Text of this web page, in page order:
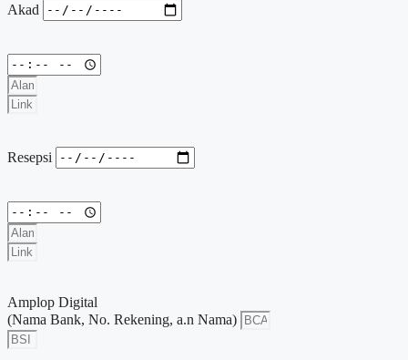
Akad
Resepsi
Amplop Digital
(Nama Bank, No. Rekening, a.n Nama)